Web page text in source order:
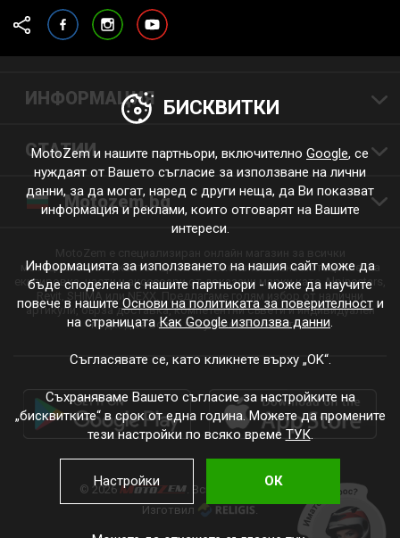
FacebookInstagramYouTube
ИНФОРМАЦИЯ
СТАТИИ
Motozem.bg
мотоциклетисти, които търсят висококачествена мотоциклетна
екипировка, части и аксесоари от доказани марки като Alpinestars,
Revit, SHIMA или NEXX. Предлагаме голям избор от налични
артикули, бърза доставка, компетентни съвети и индивидуален
подход за всяко пътуване и всеки стил.
© 2026
. Всички права запазени.
Изготвил
.
БИСКВИТКИ
MotoZem и нашите партньори, включително Google, се
нуждаят от Вашето съгласие за използване на лични
данни, за да могат, наред с други неща, да Ви показват
информация и реклами, които отговарят на Вашите
интереси.
Информацията за използването на нашия сайт може да
бъде споделена с нашите партньори - може да научите
повече в нашите Основи на политиката за поверителности
на страницата Как Google използва данни.
Съгласявате се, като кликнете върху „OK“.
Съхраняваме Вашето съгласие за настройките на
„бисквитките“ в срок от една година. Можете да промените
тези настройки по всяко време ТУК.
Настройки ОК